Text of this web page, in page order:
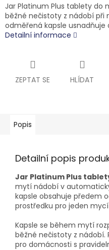
Jar Platinum Plus tablety do
běžné nečistoty z nádobí při
odměřená kapsle
Detailní informace
ZEPTAT SE HLÍDAT
Popis
Detailní popis
Jar Platinum Plus
mytí nádobí v
kapsle obsahuje předem
prostředku pro jeden mycí
Kapsle se během mytí
běžné nečistoty z nádobí.
pro domácnosti s